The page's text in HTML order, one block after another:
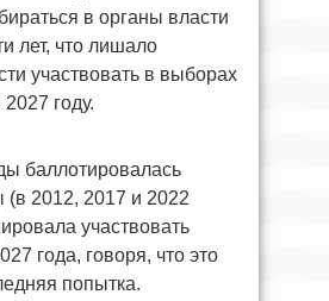
в органы власти
лет, что лишало
участвовать в выборах
году.
баллотировалась
(в 2012, 2017 и 2022
участвовать
года, говоря, что это
попытка.